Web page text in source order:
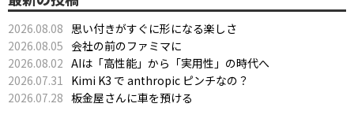
2026.08.08 思い付きがすぐに形になる楽しさ
2026.08.05 会社の前のファミマに
2026.08.02 AIは「高性能」から「実用性」の時代へ
2026.07.31 Kimi K3 で anthropic ピンチなの？
2026.07.28 板金屋さんに車を預ける